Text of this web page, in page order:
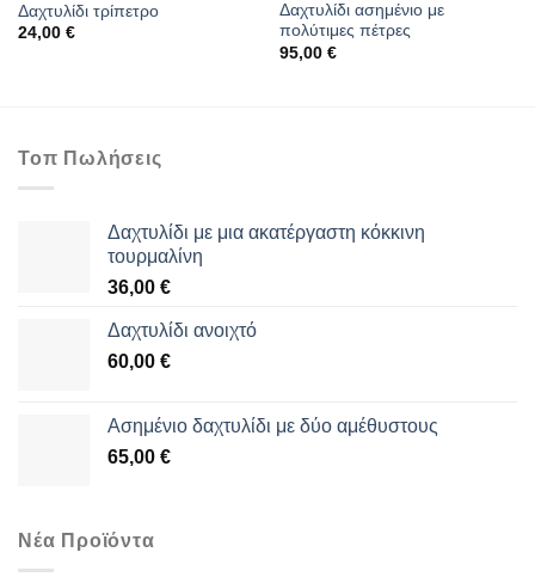
Δαχτυλίδι τρίπετρο
24,00 €
Δαχτυλίδι ασημένιο με
πολύτιμες πέτρες
95,00 €
Τοπ Πωλήσεις
Δαχτυλίδι με μια ακατέργαστη κόκκινη
τουρμαλίνη
36,00 €
Δαχτυλίδι ανοιχτό
60,00 €
Aσημένιο δαχτυλίδι με δύο αμέθυστους
65,00 €
Νέα Προϊόντα